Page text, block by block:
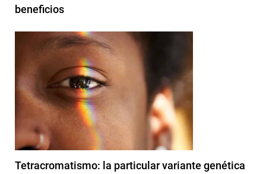
beneficios
Tetracromatismo: la particular variante genética